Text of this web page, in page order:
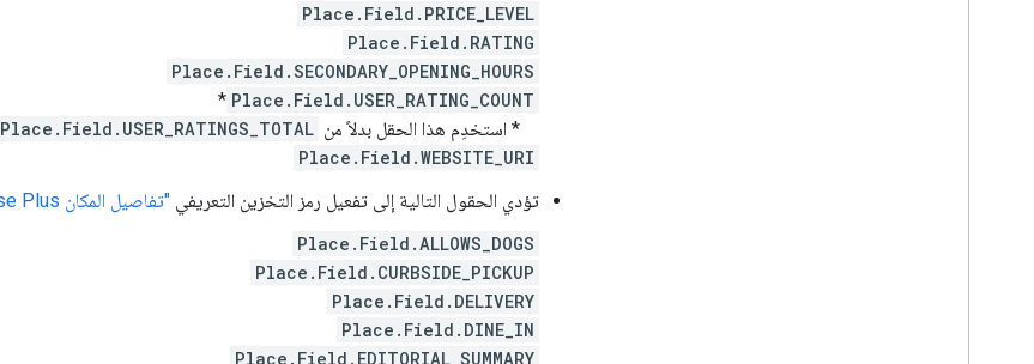
Place.Field.PRICE_LEVEL
Place.Field.RATING
Place.Field.SECONDARY_OPENING_HOURS
Place.Field.USER_RATING_COUNT
*
* استخدِم هذا الحقل بدلاً من Place.Field.USER_RATINGS_TOTAL
Place.Field.WEBSITE_URI
تؤدي الحقول التالية إلى تفعيل رمز التخزين التعريفي "تفاصيل المكان Enterprise Plus"
Place.Field.ALLOWS_DOGS
Place.Field.CURBSIDE_PICKUP
Place.Field.DELIVERY
Place.Field.DINE_IN
Place.Field.EDITORIAL_SUMMARY